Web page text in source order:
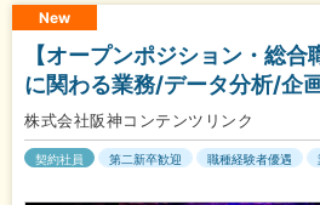
New
【オープンポジション・総
に関わる業務/データ分析/企
株式会社阪神コンテンツリンク
契約社員 第二新卒歓迎 職種経験者優遇